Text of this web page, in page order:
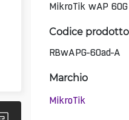
MikroTik wAP
Codice
RBwAPG-60ad-A
Marchio
MikroTik